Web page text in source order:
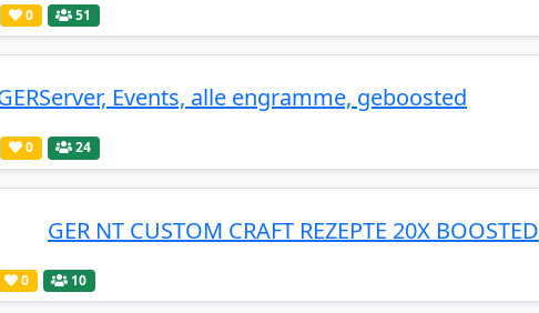
0 51
Events, alle engramme, geboosted
0 24
GER NT CUSTOM CRAFT REZEPTE 20X BOOSTED
0 10